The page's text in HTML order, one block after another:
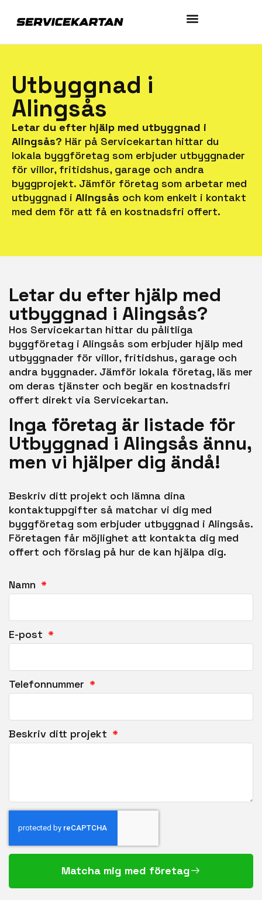
Utbyggnad i
Alingsås
Letar du efter hjälp med utbyggnad i
Alingsås? Här på Servicekartan hittar du
lokala byggföretag som erbjuder utbyggnader
för villor, fritidshus, garage och andra
byggprojekt. Jämför företag som arbetar med
utbyggnad i Alingsås och kom enkelt i kontakt
med dem för att få en kostnadsfri offert.
Letar du efter hjälp med
utbyggnad i Alingsås?
Hos Servicekartan hittar du pålitliga
byggföretag i Alingsås som erbjuder hjälp med
utbyggnader för villor, fritidshus, garage och
andra byggnader. Jämför lokala företag, läs mer
om deras tjänster och begär en kostnadsfri
offert direkt via Servicekartan.
Inga företag är listade för
Utbyggnad i Alingsås ännu,
men vi hjälper dig ändå!
Beskriv ditt projekt och lämna dina
kontaktuppgifter så matchar vi dig med
byggföretag som erbjuder utbyggnad i Alingsås.
Företagen får möjlighet att kontakta dig med
offert och förslag på hur de kan hjälpa dig.
Namn
E-post
Telefonnummer
Beskriv ditt projekt
Matcha mig med företag